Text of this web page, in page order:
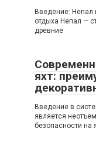
Введение: Непал
отдыха Непал —
древние
яхт:
Введение в
является
безопасности на